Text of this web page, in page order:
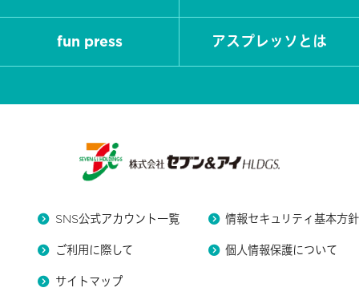
fun press アスプレッソとは
SNS公式アカウント一覧 情報セキュリティ基本方針
ご利用に際して 個人情報保護について
サイトマップ